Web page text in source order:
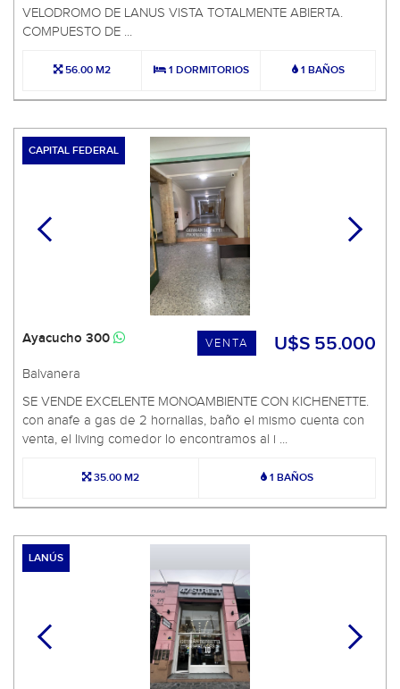
VELODROMO DE LANUS VISTA TOTALMENTE ABIERTA.
COMPUESTO DE ...
56.00 M2 1 DORMITORIOS 1 BAÑOS
CAPITAL FEDERAL
U$S 55.000
VENTA
Ayacucho 300
Balvanera
SE VENDE EXCELENTE MONOAMBIENTE CON KICHENETTE.
con anafe a gas de 2 hornallas, baño el mismo cuenta con
venta, el living comedor lo encontramos al i ...
35.00 M2 1 BAÑOS
LANÚS